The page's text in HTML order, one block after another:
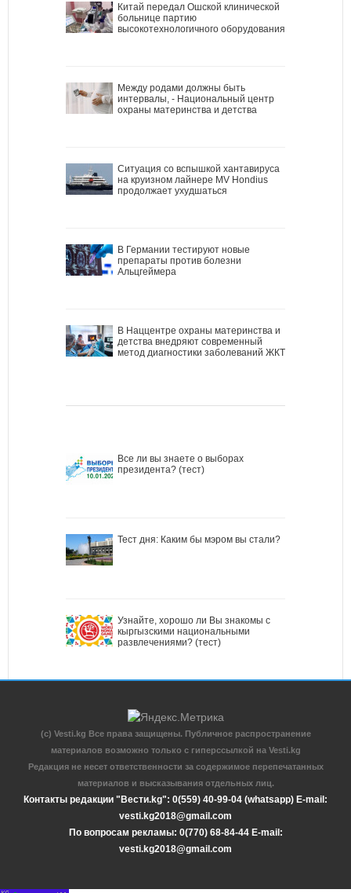
Китай передал Ошской клинической
больнице партию
высокотехнологичного оборудования
Между родами должны быть
интервалы, - Национальный центр
охраны материнства и детства
Ситуация со вспышкой хантавируса
на круизном лайнере MV Hondius
продолжает ухудшаться
В Германии тестируют новые
препараты против болезни
Альцгеймера
В Наццентре охраны материнства и
детства внедряют современный
метод диагностики заболеваний ЖКТ
Все ли вы знаете о выборах
президента? (тест)
Тест дня: Каким бы мэром вы стали?
Узнайте, хорошо ли Вы знакомы с
кыргызскими национальными
развлечениями? (тест)
(c) Vesti.kg Все права защищены. Публичное распространение
материалов возможно только с гиперссылкой на Vesti.kg
Редакция не несет ответственности за содержимое перепечатанных
материалов и высказывания отдельных лиц.
Контакты редакции "Вести.kg": 0(559) 40-99-04 (whatsapp) E-mail:
vesti.kg2018@gmail.com
По вопросам рекламы: 0(770) 68-84-44 E-mail:
vesti.kg2018@gmail.com